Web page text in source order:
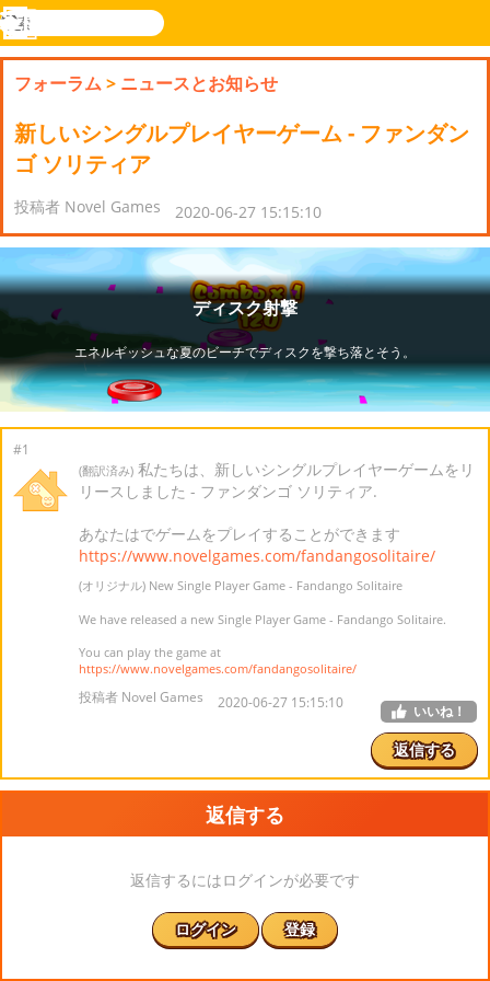
Novel
検
索
ログ
メ
ニ
フォーラム> ニュースとお知らせ
新しいシングルプレイヤーゲーム - ファンダン
ゴ ソリティア
投稿者 Novel Games 2020-06-27 15:15:10
#1
(翻訳済み) 私たちは、新しいシングルプレイヤーゲームをリ
リースしました - ファンダンゴ ソリティア.
あなたはでゲームをプレイすることができます
https://www.novelgames.com/fandangosolitaire/
(オリジナル) New Single Player Game - Fandango Solitaire
We have released a new Single Player Game - Fandango Solitaire.
You can play the game at
https://www.novelgames.com/fandangosolitaire/
投稿者 Novel Games 2020-06-27 15:15:10 いいね！
返信する
返信する
返信するにはログインが必要です
ログイン 登録